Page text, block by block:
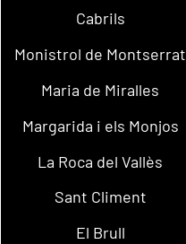
Cabrils
Monistrol de Montserrat
Maria de Miralles
Margarida i els Monjos
La Roca del Vallès
Sant Climent
El Brull